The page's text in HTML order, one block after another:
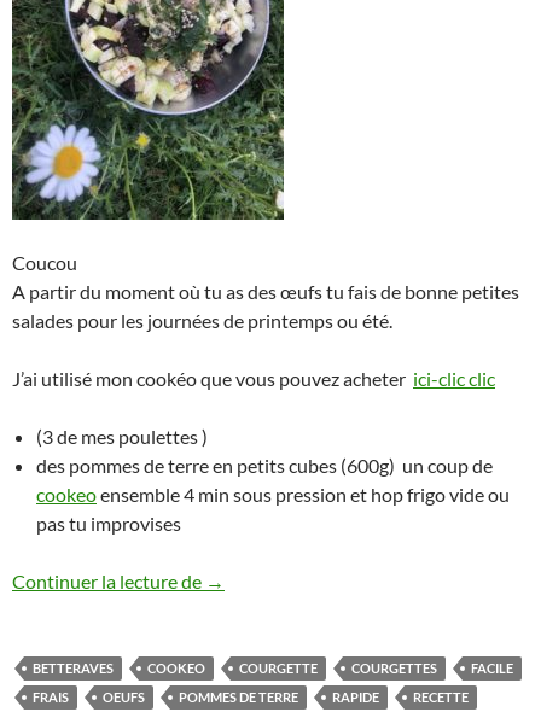
Coucou
A partir du moment où tu as des œufs tu fais de bonne petites
salades pour les journées de printemps ou été.
J’ai utilisé mon cookéo que vous pouvez acheter ici-clic clic
(3 de mes poulettes )
des pommes de terre en petits cubes (600g) un coup de
cookeoensemble 4 min sous pression et hop frigo vide ou
pas tu improvises
Continuer la lecture de Salade de pommes de terre aux légumes
→
BETTERAVES COOKEO COURGETTE COURGETTES
FACILE
FRAIS
OEUFS POMMES DE TERRE RAPIDE
RECETTE